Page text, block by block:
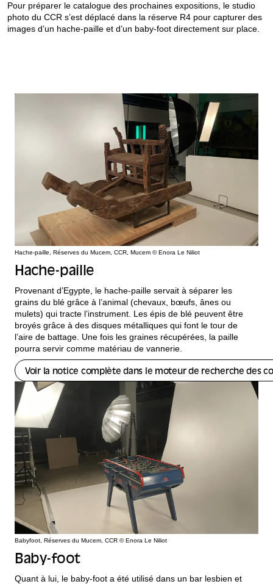
Pour préparer le catalogue des prochaines expositions, le studio
photo du CCR s’est déplacé dans la réserve R4 pour capturer des
images d’un hache-paille et d’un baby-foot directement sur place.
Hache-paille, Réserves du Mucem, CCR, Mucem © Enora Le Niliot
Hache-paille
Provenant d’Egypte, le hache-paille servait à séparer les
grains du blé grâce à l’animal (chevaux, bœufs, ânes ou
mulets) qui tracte l’instrument. Les épis de blé peuvent être
broyés grâce à des disques métalliques qui font le tour de
l’aire de battage. Une fois les graines récupérées, la paille
pourra servir comme matériau de vannerie.
Voir la notice complète dans le moteur de recherche des
Babyfoot, Réserves du Mucem, CCR © Enora Le Niliot
Baby-foot
Quant à lui, le baby-foot a été utilisé dans un bar lesbien et